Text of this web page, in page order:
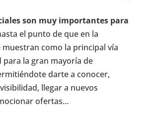
son muy importantes para
el punto de que en la
muestran como la principal vía
para la gran mayoría de
darte a conocer,
llegar a nuevos
ofertas…